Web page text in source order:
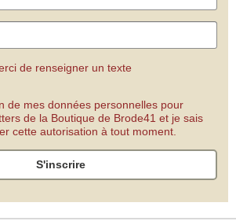
de renseigner un texte
de mes données personnelles pour
de la Boutique de Brode41 et je sais
cette autorisation à tout moment.
S'inscrire